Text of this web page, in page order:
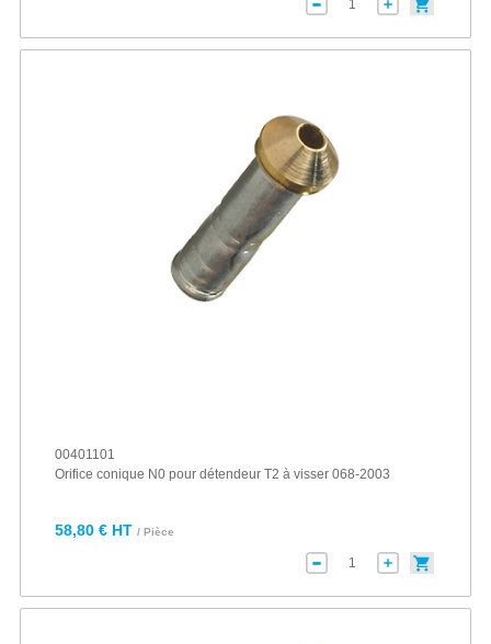
00401101
Orifice conique N0 pour détendeur T2 à visser 068-2003
58,80 € HT / Pièce